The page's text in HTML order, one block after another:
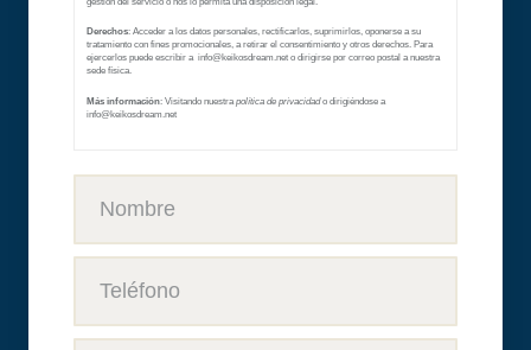
Derechos: Acceder a los datos personales, rectificarlos, suprimirlos, oponerse a su
tratamiento con fines promocionales, a retirar el consentimiento y otros derechos. Para
ejercerlos puede escribir a info@keikosdream.net o dirigirse por correo postal a nuestra
sede física.
Más información: Visitando nuestra política de privacidad o dirigiéndose a
info@keikosdream.net